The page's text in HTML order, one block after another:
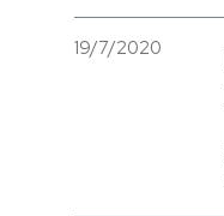
19/7/2020